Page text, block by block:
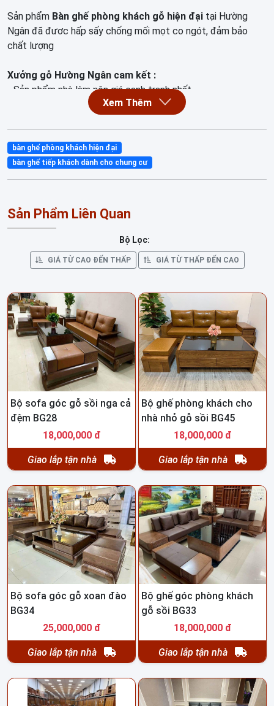
Sản phẩm Bàn ghế phòng khách gỗ hiện đại tại Hường
Ngân đã đươc hấp sấy chống mối mọt co ngót, đảm bảo
chất lượng
Xưởng gỗ Hường Ngân cam kết :
- Sản phẩm nhà làm nên giá cạnh tranh nhất
- Đảm bảo chất gỗ, gỗ đã được hấp sấy chống co ngót,
- Bảo hành dài hạn
Ngoài sản phẩm trên xưởng chúng tôi còn nhiều mặt hàng nội
Thông Tin Liên Hệ :
- SHOWROOM 400m2 : Số 89 Ba La - Hà Đông - Hà Đông
- HN ( mặt đường )
- ĐT/ZALO : 0975.485.564 ( Em Tuấn - 24/7 )
bàn ghế phòng khách hiện đại
bàn ghế tiếp khách dành cho chung cư
Sản Phẩm Liên Quan
Bộ Lọc:
GIÁ TỪ CAO ĐẾN THẤP GIÁ TỪ THẤP ĐẾN CAO
Bộ sofa góc gỗ sồi nga cả
đệm BG28
18,000,000 đ
Giao lắp tận nhà
Bộ ghế phòng khách cho
nhà nhỏ gỗ sồi BG45
18,000,000 đ
Giao lắp tận nhà
Bộ sofa góc gỗ xoan đào
BG34
25,000,000 đ
Giao lắp tận nhà
Bộ ghế góc phòng khách
gỗ sồi BG33
18,000,000 đ
Giao lắp tận nhà